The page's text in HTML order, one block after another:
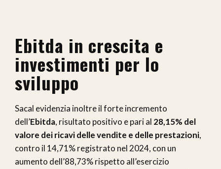
Ebitda in crescita e
investimenti per lo
sviluppo
Sacal evidenzia inoltre il forte incremento
dell’Ebitda, risultato positivo e pari al 28,15% del
valore dei ricavi delle vendite e delle prestazioni,
contro il 14,71% registrato nel 2024, con un
aumento dell’88,73% rispetto all’esercizio